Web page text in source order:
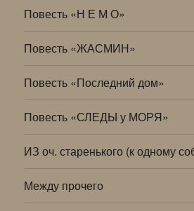
Повесть «Н Е М О»
Повесть «ЖАСМИН»
Повесть «Последний дом»
Повесть «СЛЕДЫ у МОРЯ»
ИЗ оч. старенького (к одному
Между прочего